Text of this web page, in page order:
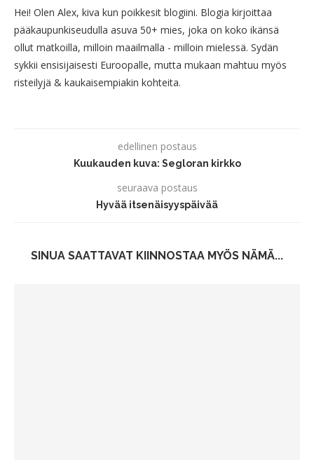
Hei! Olen Alex, kiva kun poikkesit blogiini. Blogia kirjoittaa
pääkaupunkiseudulla asuva 50+ mies, joka on koko ikänsä
ollut matkoilla, milloin maailmalla - milloin mielessä. Sydän
sykkii ensisijaisesti Euroopalle, mutta mukaan mahtuu myös
risteilyjä & kaukaisempiakin kohteita.
edellinen postaus
Kuukauden kuva: Segloran kirkko
seuraava postaus
Hyvää itsenäisyyspäivää
SINUA SAATTAVAT KIINNOSTAA MYÖS NÄMÄ...